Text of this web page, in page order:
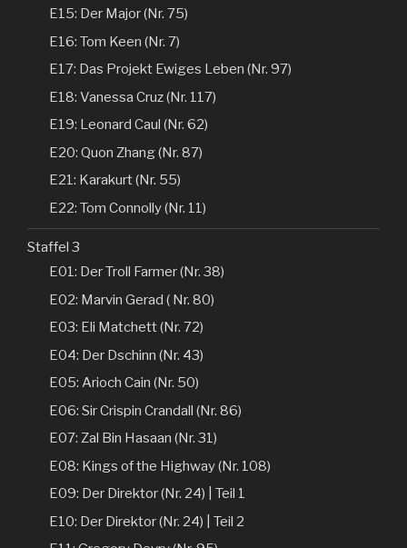
E15: Der Major (Nr. 75)
E16: Tom Keen (Nr. 7)
E17: Das Projekt Ewiges Leben (Nr. 97)
E18: Vanessa Cruz (Nr. 117)
E19: Leonard Caul (Nr. 62)
E20: Quon Zhang (Nr. 87)
E21: Karakurt (Nr. 55)
E22: Tom Connolly (Nr. 11)
Staffel 3
E01: Der Troll Farmer (Nr. 38)
E02: Marvin Gerad ( Nr. 80)
E03: Eli Matchett (Nr. 72)
E04: Der Dschinn (Nr. 43)
E05: Arioch Cain (Nr. 50)
E06: Sir Crispin Crandall (Nr. 86)
E07: Zal Bin Hasaan (Nr. 31)
E08: Kings of the Highway (Nr. 108)
E09: Der Direktor (Nr. 24) | Teil 1
E10: Der Direktor (Nr. 24) | Teil 2